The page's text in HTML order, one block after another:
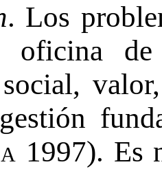
. Los
de
1997). Es